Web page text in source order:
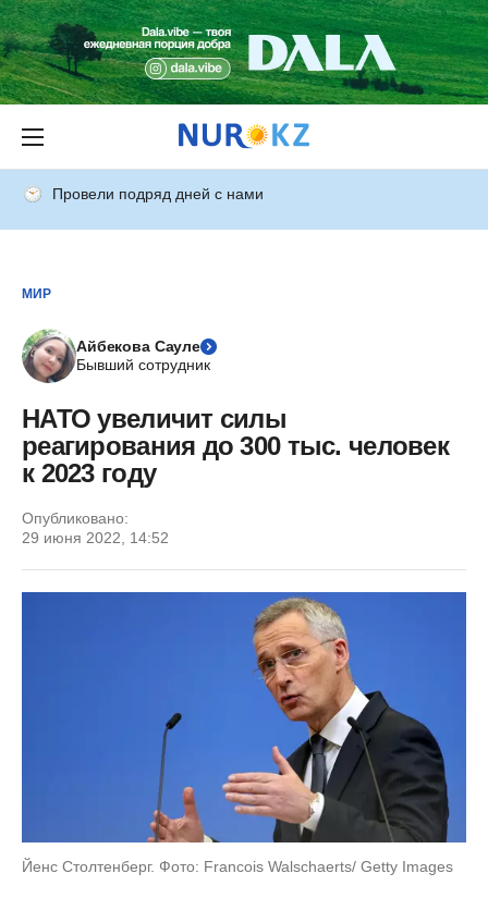
Провели подряд дней с нами
МИР
Айбекова Сауле
Бывший сотрудник
НАТО увеличит силы
реагирования до 300 тыс. человек
к 2023 году
Опубликовано:
29 июня 2022, 14:52
Йенс Столтенберг. Фото: Francois Walschaerts/ Getty Images